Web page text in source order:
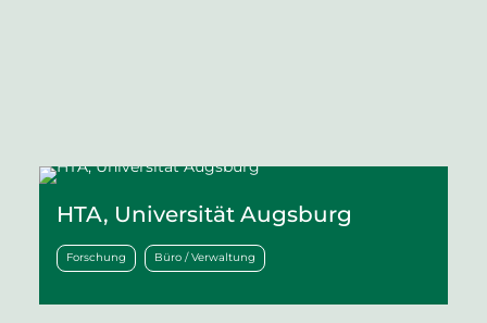
HTA, Universität Augsburg
Forschung Büro / Verwaltung